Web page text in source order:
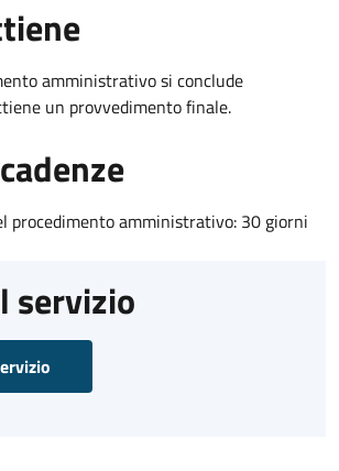
amministrativo si conclude
un provvedimento finale.
procedimento amministrativo: 30 giorni
servizio